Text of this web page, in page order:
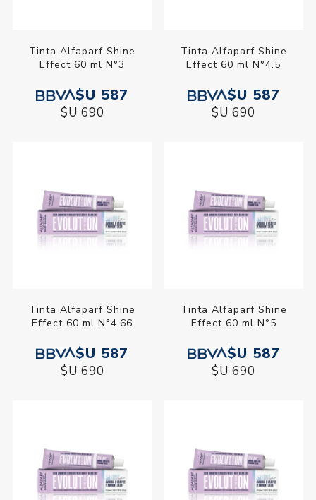
Tinta Alfaparf Shine
Effect 60 ml N°3
$U 587
$U 690
Tinta Alfaparf Shine
Effect 60 ml N°4.5
$U 587
$U 690
Tinta Alfaparf Shine
Effect 60 ml N°4.66
$U 587
$U 690
Tinta Alfaparf Shine
Effect 60 ml N°5
$U 587
$U 690